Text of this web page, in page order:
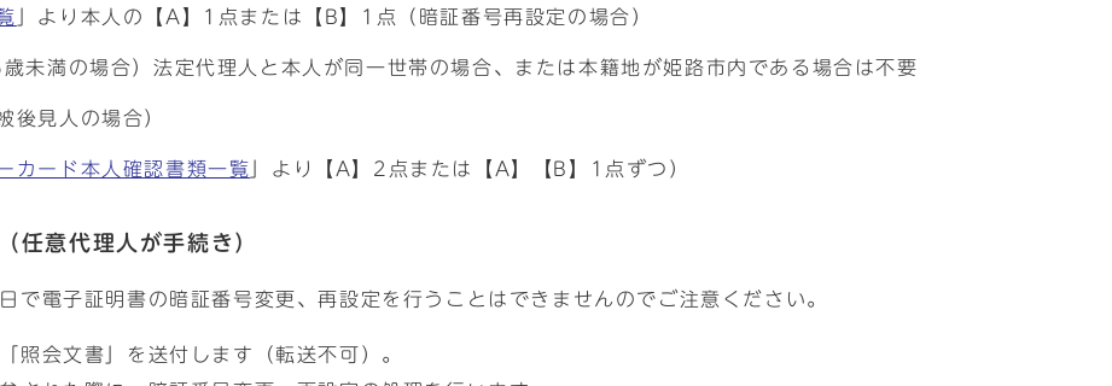
」より本人の【A】1点または【B】1点（暗証番号再設定の場合）
未満の場合）法定代理人と本人が同一世帯の場合、または本籍地が姫路市内である場合は不要
後見人の場合）
カード本人確認書類一覧 」より【A】2点または【A】【B】1点ずつ）
任意代理人が手続き）
で電子証明書の暗証番号変更、再設定を行うことはできませんのでご注意ください。
照会文書」を送付します（転送不可）。